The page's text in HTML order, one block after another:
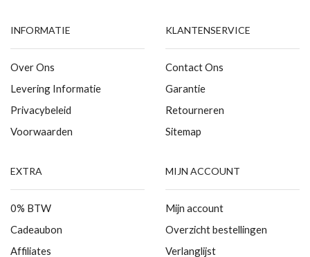
INFORMATIE
Over Ons
Levering Informatie
Privacybeleid
Voorwaarden
KLANTENSERVICE
Contact Ons
Garantie
Retourneren
Sitemap
EXTRA
0% BTW
Cadeaubon
Affiliates
MIJN ACCOUNT
Mijn account
Overzicht bestellingen
Verlanglijst